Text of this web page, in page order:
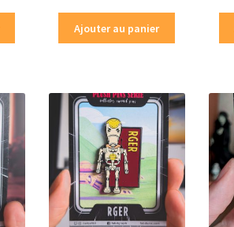
Ajouter au panier